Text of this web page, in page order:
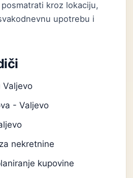
kroz lokaciju,
upotrebu i
Valjevo
- Valjevo
nekretnine
kupovine